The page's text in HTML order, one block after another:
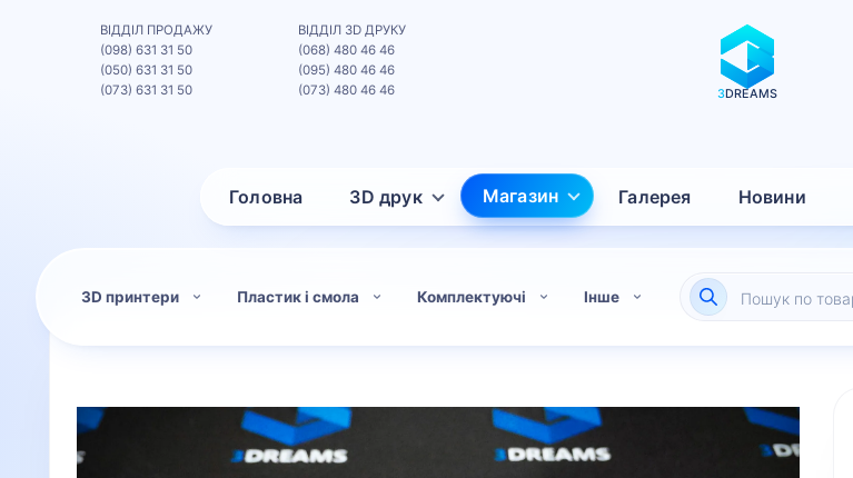
3DREAMS
Головна 3D друк Магазин Галерея Новини
ВІДДІЛ ПРОДАЖУ
(098) 631 31 50
(050) 631 31 50
(073) 631 31 50
ВІДДІЛ 3D ДРУКУ
(068) 480 46 46
(095) 480 46 46
(073) 480 46 46
3D принтери Пластик і смола Комплектуючі Інше Пошук